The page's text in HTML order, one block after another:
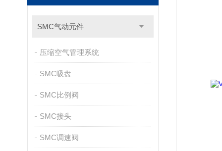
SMC气动元件
压缩空气管理系统
SMC吸盘
SMC比例阀
SMC接头
SMC调速阀